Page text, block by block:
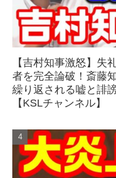
【吉村知事激怒】失
者を完全論破！斎藤
繰り返される嘘と誹
【KSLチャンネル】